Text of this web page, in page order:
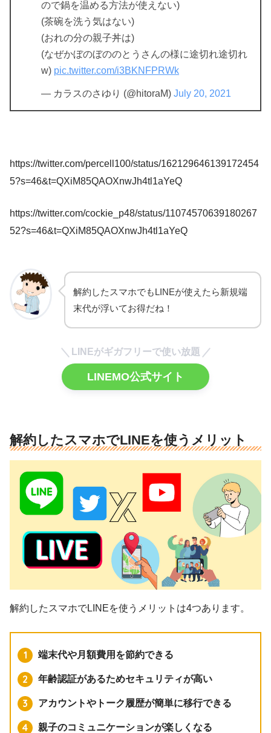
ので鍋を温める方法が使えない)
(茶碗を洗う気はない)
(おれの分の親子丼は)
(なぜかぼのぼののとうさんの様に途切れ途切れ
w) pic.twitter.com/i3BKNFPRWk
— カラスのさゆり (@hitoraM) July 20, 2021
https://twitter.com/percell100/status/162129646139172454
5?s=46&t=QXiM85QAOXnwJh4tl1aYeQ
https://twitter.com/cockie_p48/status/11074570639180267
52?s=46&t=QXiM85QAOXnwJh4tl1aYeQ
解約したスマホでもLINEが使えたら新規端
末代が浮いてお得だね！
LINEがギガフリーで使い放題
LINEMO公式サイト
解約したスマホでLINEを使うメリット
解約したスマホでLINEを使うメリットは4つあります。
端末代や月額費用を節約できる
年齢認証があるためセキュリティが高い
アカウントやトーク履歴が簡単に移行できる
親子のコミュニケーションが楽しくなる